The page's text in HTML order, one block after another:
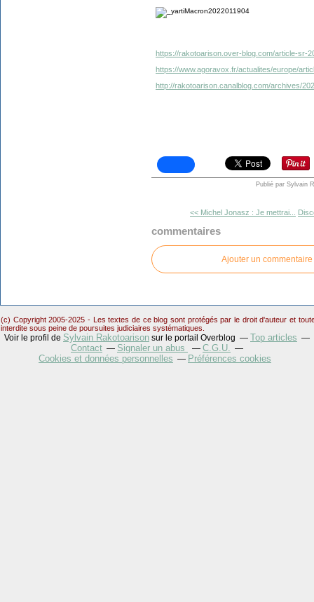
https://rakotoarison.over-blog.com/article-sr-
https://www.agoravox.fr/actualites/europe/
http://rakotoarison.canalblog.com/archives/
Publié par Sylvain
<< Michel Jonasz : Je mettrai...
commentaires
Ajouter un commentaire
(c) Copyright 2005-2025 - Les textes de ce blog sont protégés par le droit d'auteur et
interdite sous peine de poursuites judiciaires systématiques.
Voir le profil de Sylvain Rakotoarison sur le portail Overblog
Top articles
Contact
Signaler un abus
C.G.U.
Cookies et données personnelles
Préférences cookies